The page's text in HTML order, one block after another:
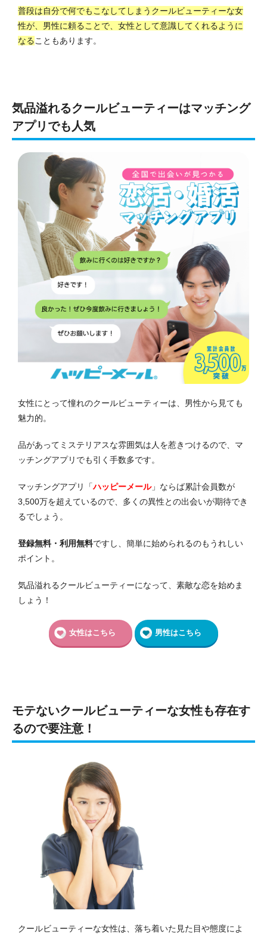
普段は自分で何でもこなしてしまうクールビューティーな女
性が、男性に頼ることで、女性として意識してくれるように
なる こともあります。
気品溢れるクールビューティーはマッチング
アプリでも人気
女性にとって憧れのクールビューティーは、男性から見ても
魅力的。
品があってミステリアスな雰囲気は人を惹きつけるので、マ
ッチングアプリでも引く手数多です。
マッチングアプリ「ハッピーメール」ならば累計会員数が
3,500万を超えているので、多くの異性との出会いが期待でき
るでしょう。
登録無料・利用無料ですし、簡単に始められるのもうれしい
ポイント。
気品溢れるクールビューティーになって、素敵な恋を始めま
しょう！
女性はこちら 男性はこちら
モテないクールビューティーな女性も存在す
るので要注意！
クールビューティーな女性は、落ち着いた見た目や態度によ